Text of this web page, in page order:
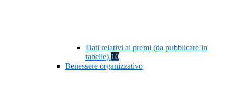
Dati relativi ai premi (da pubblicare in
tabelle) 10
Benessere organizzativo